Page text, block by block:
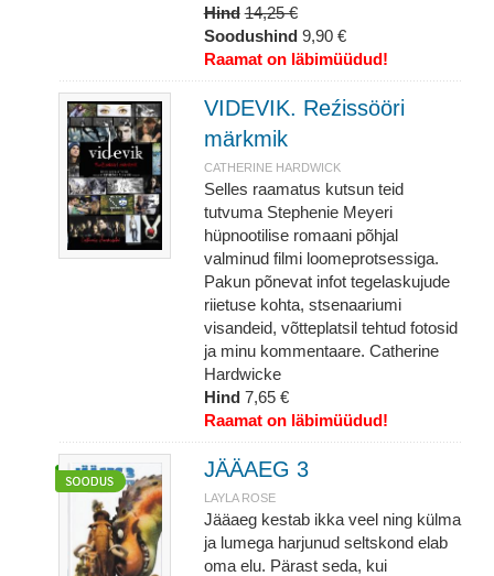
Hind 14,25 €
Soodushind 9,90 €
Raamat on läbimüüdud!
VIDEVIK. Reźissööri
märkmik
CATHERINE HARDWICK
Selles raamatus kutsun teid
tutvuma Stephenie Meyeri
hüpnootilise romaani põhjal
valminud filmi loomeprotsessiga.
Pakun põnevat infot tegelaskujude
riietuse kohta, stsenaariumi
visandeid, võtteplatsil tehtud fotosid
ja minu kommentaare. Catherine
Hardwicke
Hind 7,65 €
Raamat on läbimüüdud!
JÄÄAEG 3
LAYLA ROSE
Jääaeg kestab ikka veel ning külma
ja lumega harjunud seltskond elab
oma elu. Pärast seda, kui